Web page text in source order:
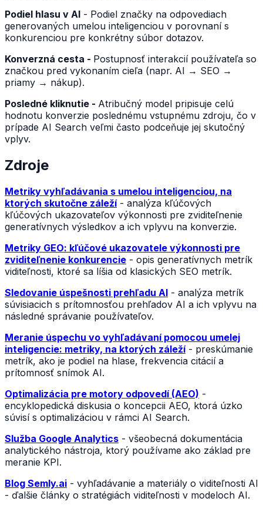
Podiel hlasu v AI - Podiel značky na odpovediach
generovaných umelou inteligenciou v porovnaní s
konkurenciou pre konkrétny súbor dotazov.
Konverzná cesta - Postupnosť interakcií používateľa so
značkou pred vykonaním cieľa (napr. AI → SEO →
priamy → nákup).
Posledné kliknutie - Atribučný model pripisuje celú
hodnotu konverzie poslednému vstupnému zdroju, čo v
prípade AI Search veľmi často podceňuje jej skutočný
vplyv.
Zdroje
Metriky vyhľadávania s umelou inteligenciou, na
ktorých skutočne záleží- analýza kľúčových
kľúčových ukazovateľov výkonnosti pre zviditeľnenie
generatívnych výsledkov a ich vplyvu na konverzie.
Metriky GEO: kľúčové ukazovatele výkonnosti pre
zviditeľnenie konkurencie - opis generatívnych metrík
viditeľnosti, ktoré sa líšia od klasických SEO metrík.
Sledovanie úspešnosti prehľadu AI - analýza metrík
súvisiacich s prítomnosťou prehľadov AI a ich vplyvu na
následné správanie používateľov.
Meranie úspechu vo vyhľadávaní pomocou umelej
inteligencie: metriky, na ktorých záleží- preskúmanie
metrík, ako je podiel na hlase, frekvencia citácií a
prítomnosť snímok AI.
Optimalizácia pre motory odpovedí (AEO) -
encyklopedická diskusia o koncepcii AEO, ktorá úzko
súvisí s optimalizáciou v rámci AI Search.
Služba Google Analytics - všeobecná dokumentácia
analytického nástroja, ktorý používame ako základ pre
meranie KPI.
Blog Semly.ai - vyhľadávanie a materiály o viditeľnosti AI
- ďalšie články o stratégiách viditeľnosti v modeloch AI.